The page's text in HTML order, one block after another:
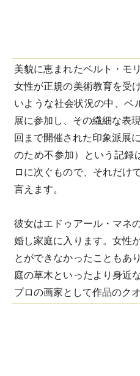
美貌に恵まれたベルト・モ
女性が正規の美術教育を受
いような社会状況の中、ベ
展に参加し、その繊細な表
回まで開催された印象派展
のため不参加）という記録
ロに次ぐもので、それだけ
言えます。
彼女はエドゥアール・マネ
婚し家庭に入ります。女性
とができなかったこともあ
庭の草木といったより身近
プロの画家として作品のク